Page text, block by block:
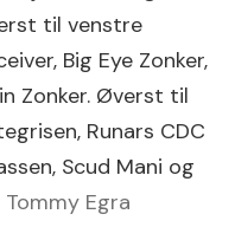
til venstre
Big Eye Zonker,
Zonker. Øverst til
Runars CDC
Scud Mani og
Tommy Egra